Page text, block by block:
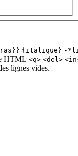
{italique} -
HTML <q> <del>
lignes vides.